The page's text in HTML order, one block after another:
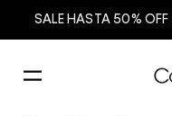
SALE HASTA 50% OFF